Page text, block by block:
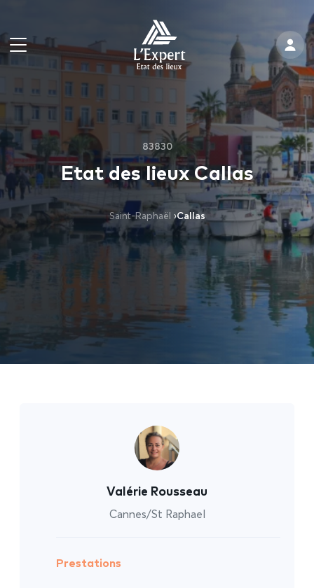
83830
Etat des lieux Callas
Saint-Raphaël ›Callas
Valérie Rousseau
Cannes/St Raphael
Prestations